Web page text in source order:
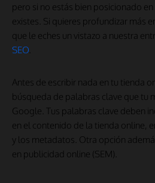
pero si no estás bien posicionado
existes. Si quieres profundizar más
que le eches un vistazo a nuestra
SEO
Antes de escribir nada en tu tienda
búsqueda de palabras clave que tu
Google. Tus palabras clave deben
en el contenido de la tienda online,
y los metadatos. Otra opción
en publicidad online (SEM).